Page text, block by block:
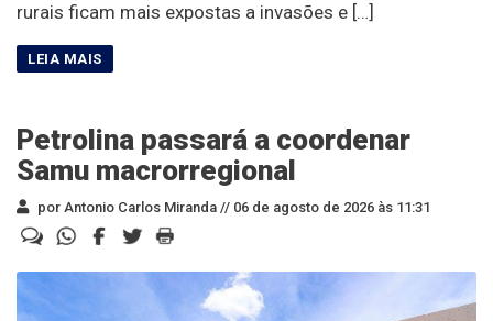
rurais ficam mais expostas a invasões e […]
Petrolina passará a coordenar
Samu macrorregional
por Antonio Carlos Miranda // 06 de agosto de 2026 às 11:31